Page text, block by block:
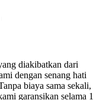
diakibatkan dari
dengan senang hati
biaya sama sekali,
garansikan selama 1